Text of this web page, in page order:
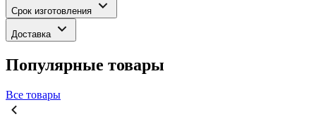
Срок изготовления
Доставка
Популярные товары
Все товары